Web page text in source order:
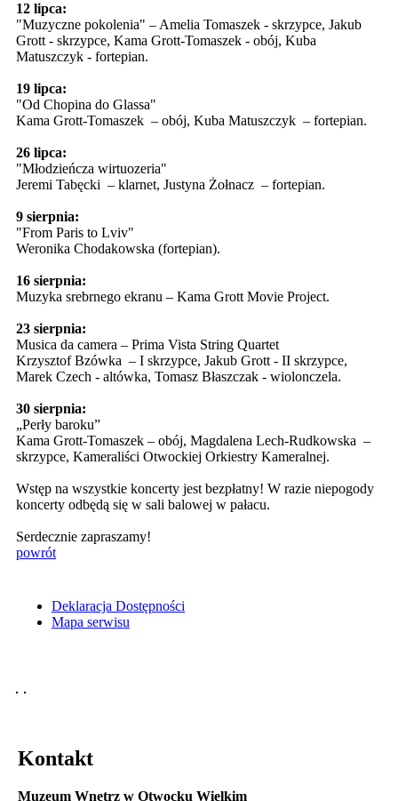
12 lipca:
"Muzyczne pokolenia" – Amelia Tomaszek - skrzypce, Jakub
Grott - skrzypce, Kama Grott-Tomaszek - obój, Kuba
Matuszczyk - fortepian.
19 lipca:
"Od Chopina do Glassa"
Kama Grott-Tomaszek – obój, Kuba Matuszczyk – fortepian.
26 lipca:
"Młodzieńcza wirtuozeria"
Jeremi Tabęcki – klarnet, Justyna Żołnacz – fortepian.
9 sierpnia:
"From Paris to Lviv"
Weronika Chodakowska (fortepian).
16 sierpnia:
Muzyka srebrnego ekranu – Kama Grott Movie Project.
23 sierpnia:
Musica da camera – Prima Vista String Quartet
Krzysztof Bzówka – I skrzypce, Jakub Grott - II skrzypce,
Marek Czech - altówka, Tomasz Błaszczak - wiolonczela.
30 sierpnia:
„Perły baroku”
Kama Grott-Tomaszek – obój, Magdalena Lech-Rudkowska –
skrzypce, Kameraliści Otwockiej Orkiestry Kameralnej.
Wstęp na wszystkie koncerty jest bezpłatny! W razie niepogody
koncerty odbędą się w sali balowej w pałacu.
Serdecznie zapraszamy!
powrót
Deklaracja Dostępności
Mapa serwisu
Kontakt
Muzeum Wnętrz w Otwocku Wielkim